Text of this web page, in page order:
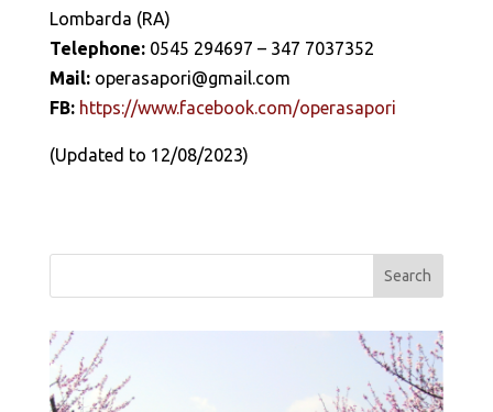
Lombarda (RA)
Telephone:0545 294697 – 347 7037352
Mail:operasapori@gmail.com
FB: https://www.facebook.com/operasapori
(Updated to 12/08/2023)